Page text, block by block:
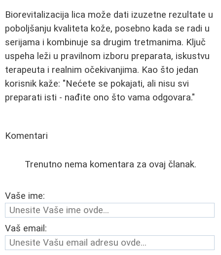
Biorevitalizacija lica može dati izuzetne rezultate u
poboljšanju kvaliteta kože, posebno kada se radi u
serijama i kombinuje sa drugim tretmanima. Ključ
uspeha leži u pravilnom izboru preparata, iskustvu
terapeuta i realnim očekivanjima. Kao što jedan
korisnik kaže: "Nećete se pokajati, ali nisu svi
preparati isti - nađite ono što vama odgovara."
Komentari
Trenutno nema komentara za ovaj članak.
Vaše ime:
Vaš email: